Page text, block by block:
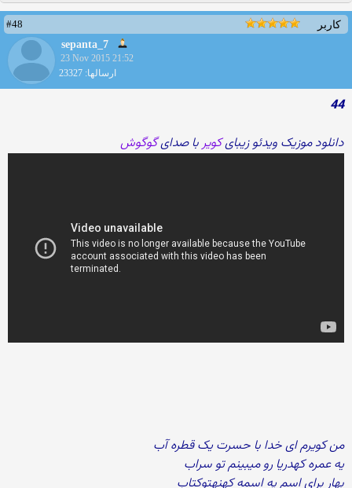
کاربر
#48
sepanta_7
23 Nov 2015 21:52
ارسالها: 23327
44
دانلود موزیک ویدئو زیبایکویربا صدایگوگوش
من کویرم ای خدا با حسرت یک قطره آب
یه عمره کهدریا رو میبینم تو سراب
بهار برای اسم یه اسمه کهنهتوکتاب